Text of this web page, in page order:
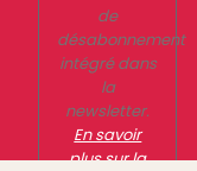
de
désabonnement
intégré dans
la
newsletter.
En savoir
plus sur la